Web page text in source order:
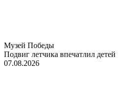
Музей Победы
Подвиг летчика впечатлил детей
07.08.2026